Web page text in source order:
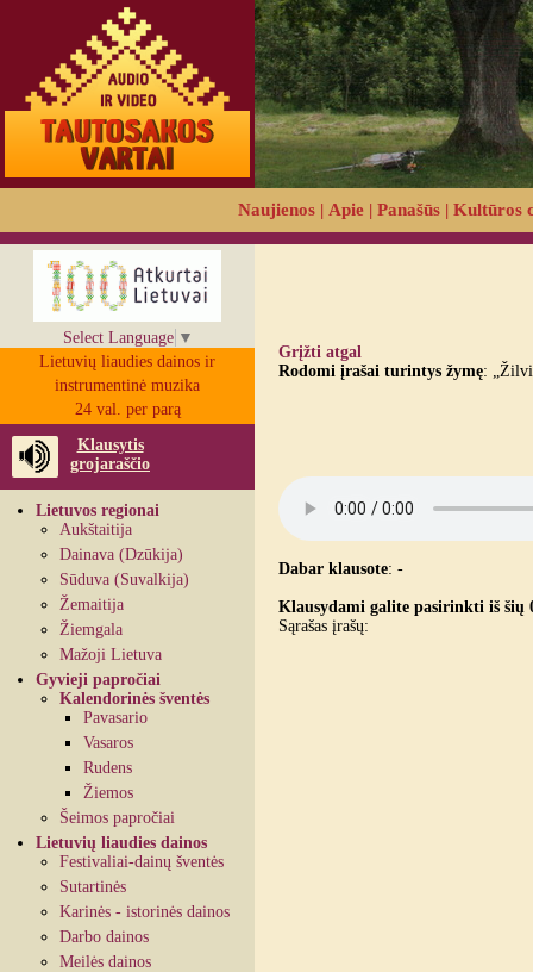
Naujienos | Apie | Panašūs | Kultūros
Select Language ▼
Lietuvių liaudies dainos ir
instrumentinė muzika
24 val. per parą
Klausytis
grojaraščio
Lietuvos regionai
Aukštaitija
Dainava (Dzūkija)
Sūduva (Suvalkija)
Žemaitija
Žiemgala
Mažoji Lietuva
Gyvieji papročiai
Kalendorinės šventės
Pavasario
Vasaros
Rudens
Žiemos
Šeimos papročiai
Lietuvių liaudies dainos
Festivaliai-dainų šventės
Sutartinės
Karinės - istorinės dainos
Darbo dainos
Meilės dainos
Grįžti atgal
Rodomi įrašai turintys žymę:
Dabar klausote: -
Klausydami galite pasirinkti iš šių
Sąrašas įrašų: